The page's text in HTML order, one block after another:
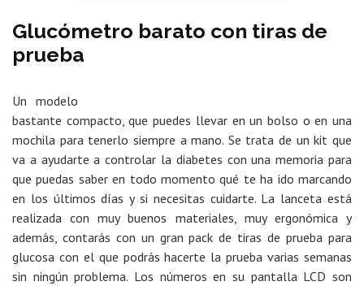
Glucómetro barato con tiras de
prueba
Un modelo
bastante compacto, que puedes llevar en un bolso o en una
mochila para tenerlo siempre a mano. Se trata de un kit que
va a ayudarte a controlar la diabetes con una memoria para
que puedas saber en todo momento qué te ha ido marcando
en los últimos días y si necesitas cuidarte. La lanceta está
realizada con muy buenos materiales, muy ergonómica y
además, contarás con un gran pack de tiras de prueba para
glucosa con el que podrás hacerte la prueba varias semanas
sin ningún problema. Los números en su pantalla LCD son